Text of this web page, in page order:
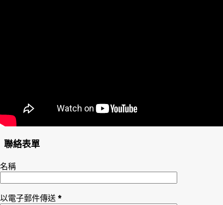
聯絡表單
名稱
以電子郵件傳送 *